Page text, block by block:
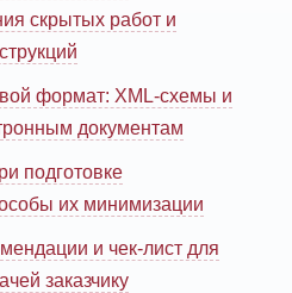
скрытых работ и
формат: XML-схемы и
документам
подготовке
их минимизации
и чек-лист для
заказчику